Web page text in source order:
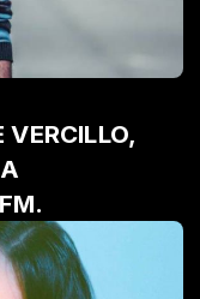
VERCILLO,